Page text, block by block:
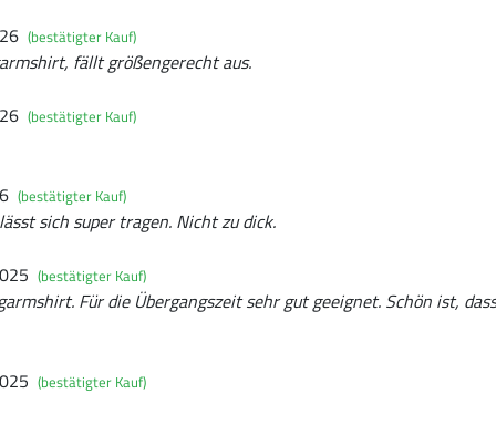
(bestätigter Kauf)
fällt größengerecht aus.
(bestätigter Kauf)
(bestätigter Kauf)
sich super tragen. Nicht zu dick.
(bestätigter Kauf)
Für die Übergangszeit sehr gut geeignet. Schön ist,
(bestätigter Kauf)